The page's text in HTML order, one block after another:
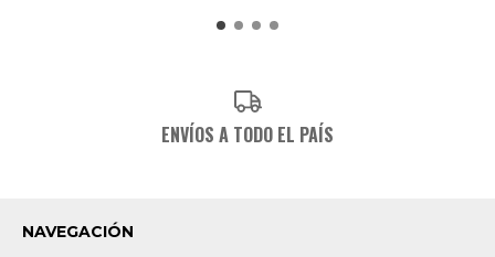
ENVÍOS A TODO EL PAÍS
NAVEGACIÓN